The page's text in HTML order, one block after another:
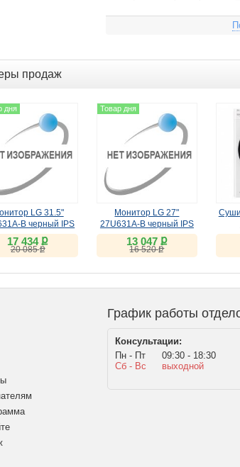
продаж
дня
LG 31.5"
B черный IPS
17 434ք
20 085ք
Товар дня
Монитор LG 27"
27U631A-B черный IPS
13 047 ք
16 520ք
График работы
Консультации:
Пн - Пт
09:30 - 18:30
Сб - Вс
выходной